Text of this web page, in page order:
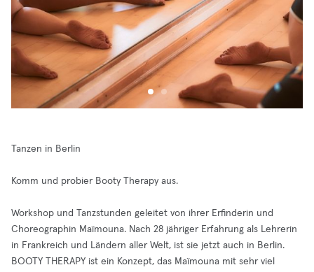
Tanzen in Berlin
Komm und probier Booty Therapy aus.
Workshop und Tanzstunden geleitet von ihrer Erfinderin und
Choreographin Maïmouna. Nach 28 jähriger Erfahrung als Lehrerin
in Frankreich und Ländern aller Welt, ist sie jetzt auch in Berlin.
BOOTY THERAPY ist ein Konzept, das Maïmouna mit sehr viel